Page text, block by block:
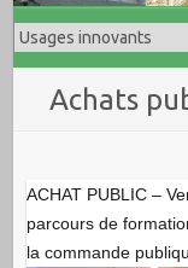
Achats
ACHAT PUBLIC –
parcours de
la commande